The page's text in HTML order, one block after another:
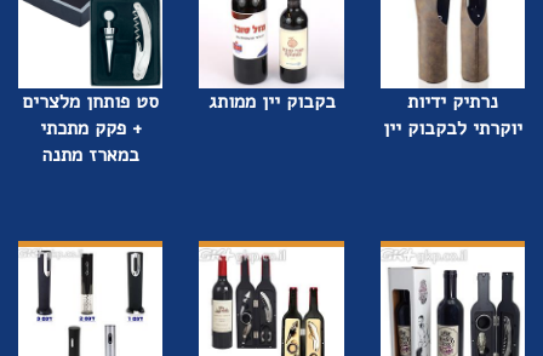
נרתיק ידיות
יוקרתי לבקבוק יין
בקבוק יין ממותג
סט פותחן מלצרים
+ פקק מתכתי
במארז מתנה